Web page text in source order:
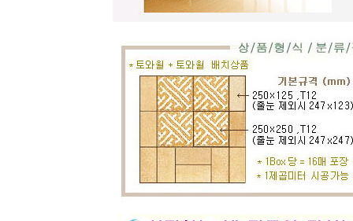
름은 시원하게.. 겨울은 가습기능과 원
부조로 조각된 최고의 작품을 인
테리어 마감자재로 활용하여 집안품
격을 업그레이드해 보세요.